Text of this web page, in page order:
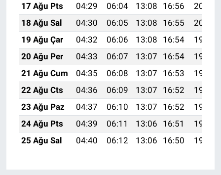
17 Ağu Pts
04:29 06:04 13:08 16:56
20:02
18 Ağu Sal
04:30 06:05 13:08 16:55
20:01
19 Ağu Çar
04:32 06:06 13:08 16:54
19:59
20 Ağu Per
04:33 06:07 13:07 16:54
19:58
21 Ağu Cum
04:35 06:08 13:07 16:53
19:56
22 Ağu Cts
04:36 06:09 13:07 16:52
19:55
23 Ağu Paz
04:37 06:10 13:07 16:52
19:53
24 Ağu Pts
04:39 06:11 13:06 16:51
19:52
25 Ağu Sal
04:40 06:12 13:06 16:50 19:50